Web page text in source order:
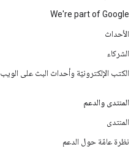
We're part of Google
الأحداث
الشركاء
الكتب الإلكترونيّة وأحداث البث على الويب
المنتدى والدعم
المنتدى
نظرة عامّة حول الدعم